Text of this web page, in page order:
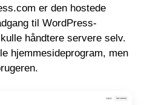
er den hostede
til WordPress-
håndtere servere selv.
hjemmesideprogram, men